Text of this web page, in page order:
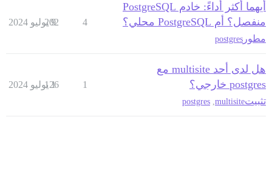
أيهما أكثر أداءً: خادم PostgreSQL
منفصل؟ أم PostgreSQL محلي؟
مطور postgres
4
202
9 يوليو 2024
هل لدى أحد multisite مع
postgres خارجي؟
تثبيتmultisite
postgres
1
126
1 يوليو 2024